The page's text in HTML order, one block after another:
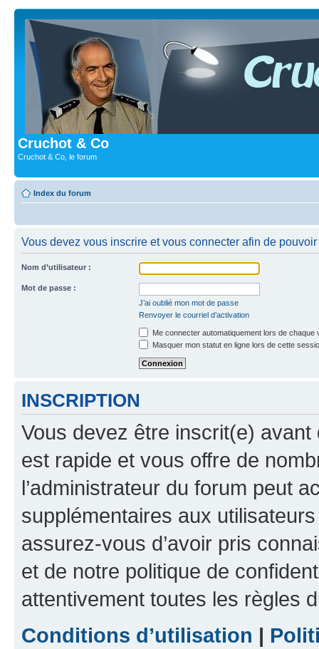
Cruchot & Co
Cruchot & Co, le forum
Index du forum
Vous devez vous inscrire et vous connecter afin de
Nom d’utilisateur :
Mot de passe :
J’ai oublié mon mot de passe
Renvoyer le courriel d’activation
Me connecter automatiquement lors de chaque
Masquer mon statut en ligne lors de cette
INSCRIPTION
Vous devez être inscrit(e) avant
est rapide et vous offre de
l’administrateur du forum peut
supplémentaires aux
assurez-vous d’avoir pris
et de notre politique de
attentivement toutes les règles
Conditions d’utilisation |